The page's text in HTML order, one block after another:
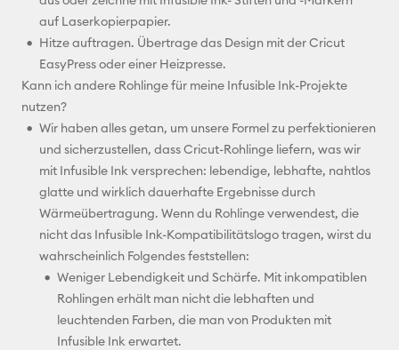
auf Laserkopierpapier.
Hitze auftragen. Übertrage das Design mit der Cricut
EasyPress oder einer Heizpresse.
Kann ich andere Rohlinge für meine Infusible Ink-Projekte
nutzen?
Wir haben alles getan, um unsere Formel zu perfektionieren
und sicherzustellen, dass Cricut-Rohlinge liefern, was wir
mit Infusible Ink versprechen: lebendige, lebhafte, nahtlos
glatte und wirklich dauerhafte Ergebnisse durch
Wärmeübertragung. Wenn du Rohlinge verwendest, die
nicht das Infusible Ink-Kompatibilitätslogo tragen, wirst du
wahrscheinlich Folgendes feststellen:
Weniger Lebendigkeit und Schärfe. Mit inkompatiblen
Rohlingen erhält man nicht die lebhaften und
leuchtenden Farben, die man von Produkten mit
Infusible Ink erwartet.